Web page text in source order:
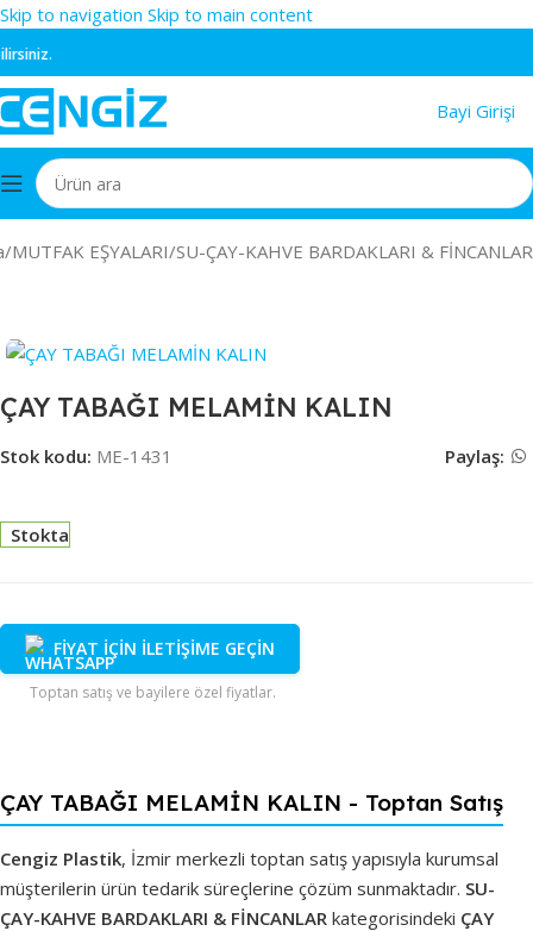
Skip to navigation Skip to main content
Bayi Girişi
/MUTFAK EŞYALARI/SU-ÇAY-KAHVE BARDAKLARI & FİNCANLAR
ÇAY TABAĞI MELAMİN KALIN
Stok kodu: ME-1431 Paylaş:
Stokta
FİYAT İÇİN İLETİŞİME GEÇİN
Toptan satış ve bayilere özel fiyatlar.
ÇAY TABAĞI MELAMİN KALIN - Toptan Satış
Cengiz Plastik, İzmir merkezli toptan satış yapısıyla kurumsal
müşterilerin ürün tedarik süreçlerine çözüm sunmaktadır. SU-
ÇAY-KAHVE BARDAKLARI & FİNCANLAR kategorisindeki ÇAY